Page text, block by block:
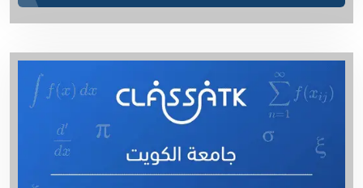
Kinetic - م. ميساء
أ. أسامة شاهين - جبر مجرد 261
أ. أسامة شاهين - الرياضيات التوافقية
أ. أسامة شاهين - معادلات تفاضلية جزئية
م. عمرو يونس - Cost IMSE352 ( د.أحمد الزنكى)
Transport Phenomina 2 - م. ميساء
Safety - م. ميساء